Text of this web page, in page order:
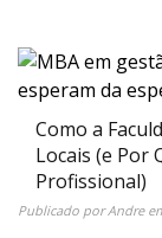
Como a
Locais (e Por
Profissional)
Publicado porAndre